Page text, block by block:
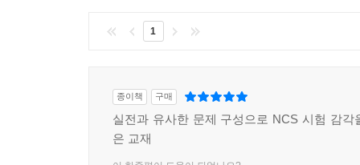
1
종이책 구매
실전과 유사한 문제 구성으로 NCS 시험 감각
은 교재